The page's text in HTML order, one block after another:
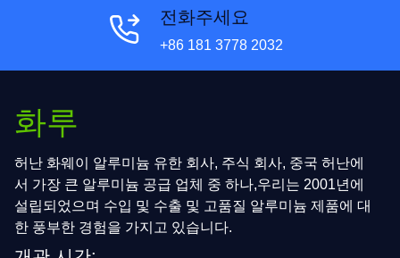
전화주세요
+86 181 3778 2032
화루
허난 화웨이 알루미늄 유한 회사, 주식 회사, 중국 허난에
서 가장 큰 알루미늄 공급 업체 중 하나,우리는 2001년에
설립되었으며 수입 및 수출 및 고품질 알루미늄 제품에 대
한 풍부한 경험을 가지고 있습니다.